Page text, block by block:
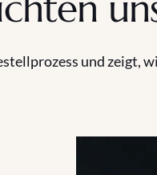
und zeigt,